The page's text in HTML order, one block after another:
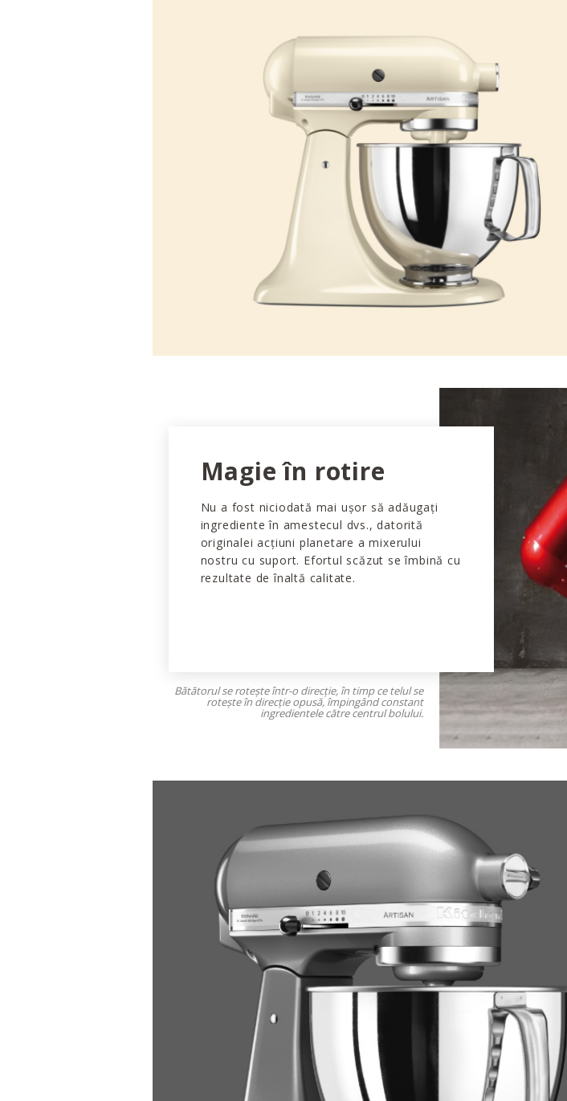
Magie în rotire
Nu a fost niciodată mai ușor să adăugați
ingrediente în amestecul dvs., datorită
originalei acțiuni planetare a mixerului
nostru cu suport. Efortul scăzut se îmbină cu
rezultate de înaltă calitate.
Bătătorul se rotește într-o direcție, în timp ce telul se
rotește în direcție opusă, împingând constant
ingredientele către centrul bolului.